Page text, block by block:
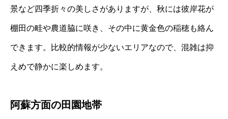
景など四季折々の美しさがありますが、秋には彼岸花が
棚田の畦や農道脇に咲き、その中に黄金色の稲穂も絡ん
できます。比較的情報が少ないエリアなので、混雑は抑
えめで静かに楽しめます。
阿蘇方面の田園地帯